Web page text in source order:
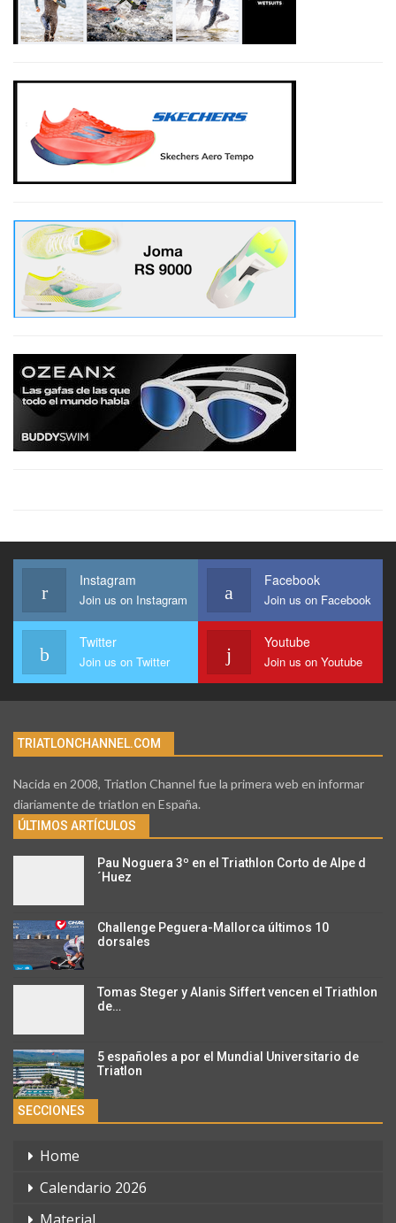
Instagram
Join us on Instagram
Facebook
Join us on Facebook
Twitter
Join us on Twitter
Youtube
Join us on Youtube
TRIATLONCHANNEL.COM
Nacida en 2008, Triatlon Channel fue la primera web en informar
diariamente de triatlon en España.
ÚLTIMOS ARTÍCULOS
Pau Noguera 3º en el Triathlon Corto de Alpe d
´Huez
Challenge Peguera-Mallorca últimos 10
dorsales
Tomas Steger y Alanis Siffert vencen el Triathlon
de…
5 españoles a por el Mundial Universitario de
Triatlon
SECCIONES
Home
Calendario 2026